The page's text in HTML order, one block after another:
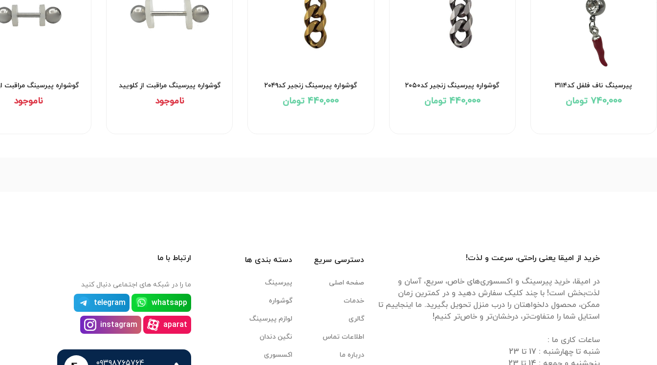
پیرسینگ ناف فلفل کد۳۱۱۴
740,000 تومان
گوشواره پیرسینگ زنجیر کد۲۰۵۰
440,000 تومان
گوشواره پیرسینگ زنجیر کد۲۰۴۹
440,000 تومان
گوشواره پیرسینگ مراقبت از کلویید
کد۲۹۵۳
ناموجود
گوشواره پیرسینگ مراقبت
کد۲۹۵۲
ناموجود
خرید از امیقا یعنی راحتی، سرعت و لذت!
در امیقا، خرید پیرسینگ و اکسسوری‌های خاص، سریع، آسان و
لذت‌بخش است! با چند کلیک سفارش دهید و در کمترین زمان
ممکن، محصول دلخواهتان را درب منزل تحویل بگیرید. ما اینجاییم تا
دسترسی سریع
صفحه اصلی
خدمات
گالری
اطلاعات تماس
درباره ما
دسته بندی ها
پیرسینگ
گوشواره
لوازم پیرسینگ
نگین دندان
اکسسوری
ارتباط با ما
ما را در شبکه های اجتماعی دنبال کنید
whatsapp
telegram
aparat
instagram